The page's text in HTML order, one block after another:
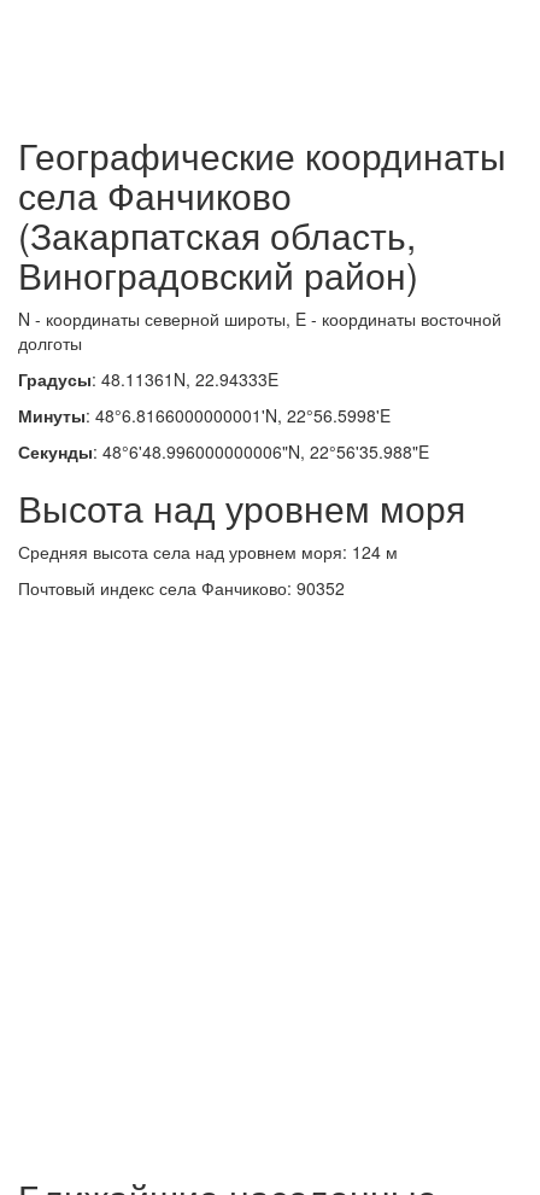
Географические координаты
села Фанчиково
(Закарпатская область,
Виноградовский район)
N - координаты северной широты, E - координаты восточной
долготы
Градусы: 48.11361N, 22.94333E
Минуты: 48°6.8166000000001'N, 22°56.5998'E
Секунды: 48°6'48.996000000006"N, 22°56'35.988"E
Высота над уровнем моря
Средняя высота села над уровнем моря: 124 м
Почтовый индекс села Фанчиково: 90352